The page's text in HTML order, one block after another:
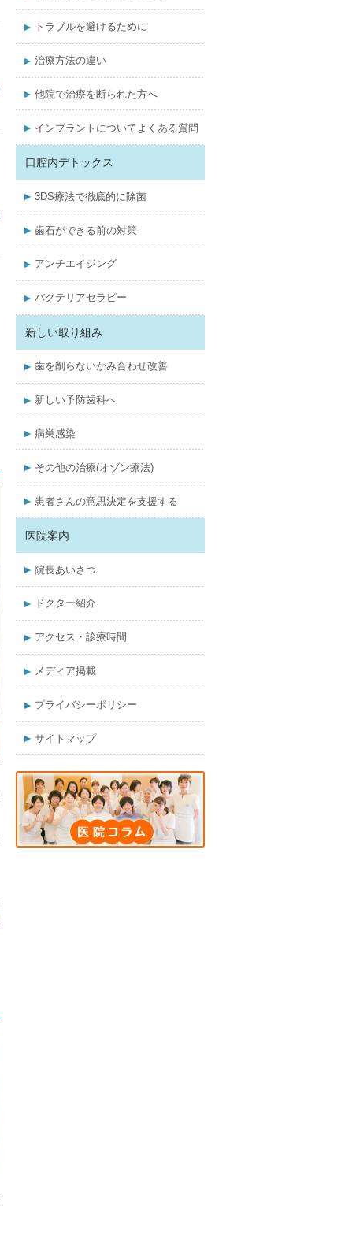
トラブルを避けるために
治療方法の違い
他院で治療を断られた方へ
インプラントについてよくある質問
口腔内デトックス
3DS療法で徹底的に除菌
歯石ができる前の対策
アンチエイジング
バクテリアセラピー
新しい取り組み
歯を削らないかみ合わせ改善
新しい予防歯科へ
病巣感染
その他の治療(オゾン療法)
患者さんの意思決定を支援する
医院案内
院長あいさつ
ドクター紹介
アクセス・診療時間
メディア掲載
プライバシーポリシー
サイトマップ